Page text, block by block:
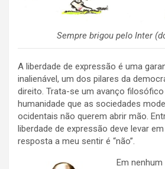
Sempre brigou pelo Inter
A liberdade de expressão é uma
inalienável, um dos pilares da
direito. Trata-se um avanço
humanidade que as sociedades
ocidentais não querem abrir mão.
liberdade de expressão deve levar
resposta a meu sentir é “não”.
Em